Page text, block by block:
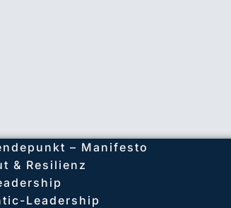
– Manifesto
& Resilienz
Leadership